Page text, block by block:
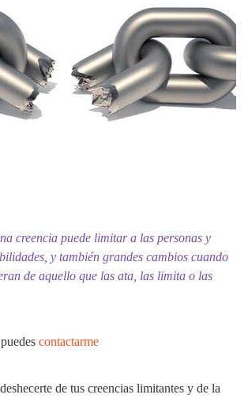
creencia puede limitar a las personas y
y también grandes cambios cuando
de aquello que las ata, las limita o las
contactarme
de tus creencias limitantes y de la